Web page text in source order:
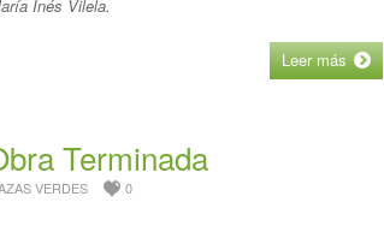
Inés Vilela.
Leer más
Terminada
VERDES 0